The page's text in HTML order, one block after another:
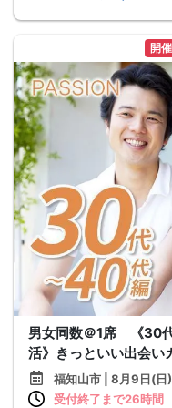
開
男女同数＠1席 《30
活》きっといい出会い
福知山市 | 8月9日(日
受付終了まで26時間